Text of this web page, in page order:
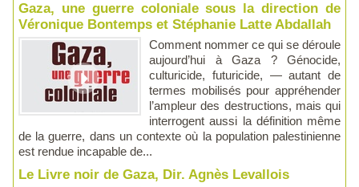
Gaza, une guerre coloniale sous la direction de
Véronique Bontemps et Stéphanie Latte Abdallah
Comment nommer ce qui se déroule
aujourd’hui à Gaza ? Génocide,
culturicide, futuricide, — autant de
termes mobilisés pour appréhender
l’ampleur des destructions, mais qui
interrogent aussi la définition même
de la guerre, dans un contexte où la population palestinienne
est rendue incapable de...
Le Livre noir de Gaza, Dir. Agnès Levallois